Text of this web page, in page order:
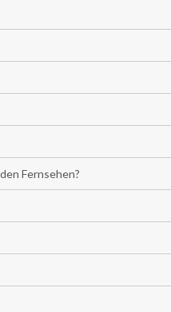
Fernsehen?